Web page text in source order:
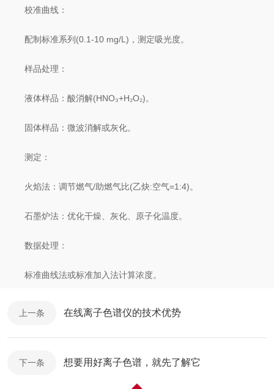
校准曲线：
配制标准系列(0.1-10 mg/L)，测定吸光度。
样品处理：
液体样品：酸消解(HNO₃+H₂O₂)。
固体样品：微波消解或灰化。
测定：
火焰法：调节燃气/助燃气比(乙炔:空气=1:4)。
石墨炉法：优化干燥、灰化、原子化温度。
数据处理：
标准曲线法或标准加入法计算浓度。
上一条 在线离子色谱仪的技术优势
下一条 想要用好离子色谱，就先了解它